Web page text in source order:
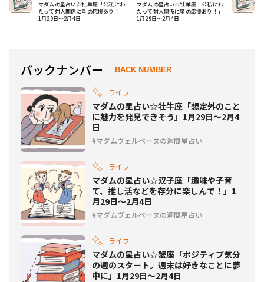
マダムの星占い☆牡羊座「公私にわ
たって対人関係に星の応援あり！」
1月29日～2月4日
マダムの星占い☆牡羊座「公私にわ
たって対人関係に星の応援あり！」
1月29日～2月4日
バックナンバー BACK NUMBER
ライフ
マダムの星占い☆牡牛座「想定外のこと
に魅力を発見できそう」1月29日～2月4
日
マダムヴェルベーヌの週間星占い
ライフ
マダムの星占い☆双子座「趣味や子育
て、推し活などを存分に楽しんで！」1
月29日～2月4日
マダムヴェルベーヌの週間星占い
ライフ
マダムの星占い☆蟹座「ポジティブ気分
の週のスタート。週末は好きなことに夢
中に」1月29日～2月4日